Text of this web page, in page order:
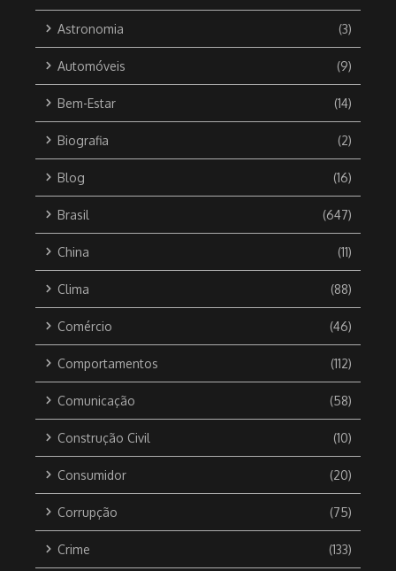
Astronomia (3)
Automóveis (9)
Bem-Estar (14)
Biografia (2)
Blog (16)
Brasil (647)
China (11)
Clima (88)
Comércio (46)
Comportamentos (112)
Comunicação (58)
Construção Civil (10)
Consumidor (20)
Corrupção (75)
Crime (133)